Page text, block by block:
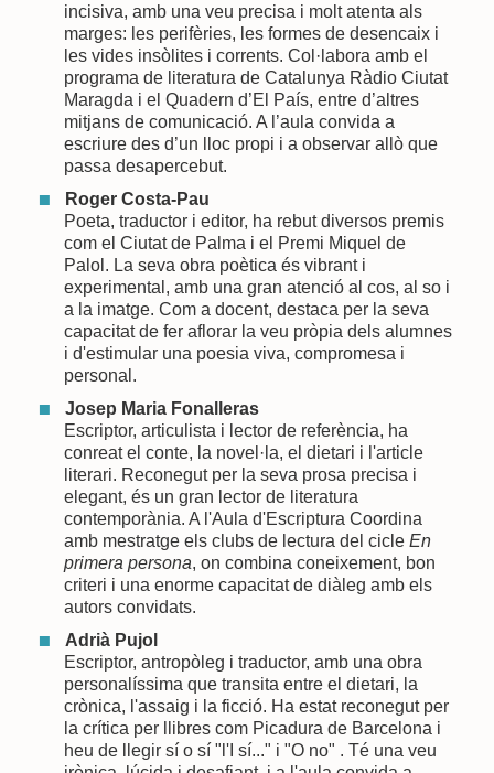
incisiva, amb una veu precisa i molt atenta als
marges: les perifèries, les formes de desencaix i
les vides insòlites i corrents. Col·labora amb el
programa de literatura de Catalunya Ràdio Ciutat
Maragda i el Quadern d’El País, entre d’altres
mitjans de comunicació. A l’aula convida a
escriure des d’un lloc propi i a observar allò que
passa desapercebut.
Roger Costa-Pau
Poeta, traductor i editor, ha rebut diversos premis
com el Ciutat de Palma i el Premi Miquel de
Palol. La seva obra poètica és vibrant i
experimental, amb una gran atenció al cos, al so i
a la imatge. Com a docent, destaca per la seva
capacitat de fer aflorar la veu pròpia dels alumnes
i d'estimular una poesia viva, compromesa i
personal.
Josep Maria Fonalleras
Escriptor, articulista i lector de referència, ha
conreat el conte, la novel·la, el dietari i l'article
literari. Reconegut per la seva prosa precisa i
elegant, és un gran lector de literatura
contemporània. A l'Aula d'Escriptura Coordina
amb mestratge els clubs de lectura del cicleEn
primera persona, on combina coneixement, bon
criteri i una enorme capacitat de diàleg amb els
autors convidats.
Adrià Pujol
Escriptor, antropòleg i traductor, amb una obra
personalíssima que transita entre el dietari, la
crònica, l'assaig i la ficció. Ha estat reconegut per
la crítica per llibres com Picadura de Barcelona i
heu de llegir sí o sí "l'I sí..." i "O no" . Té una veu